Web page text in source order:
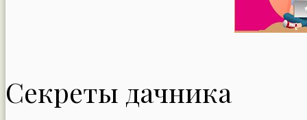
Секреты дачника